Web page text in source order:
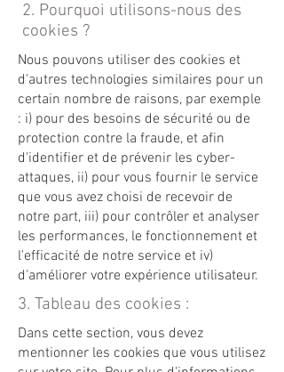
2. Pourquoi utilisons-nous des
cookies ?
Nous pouvons utiliser des cookies et
d'autres technologies similaires pour un
certain nombre de raisons, par exemple
: i) pour des besoins de sécurité ou de
protection contre la fraude, et afin
d'identifier et de prévenir les cyber-
attaques, ii) pour vous fournir le service
que vous avez choisi de recevoir de
notre part, iii) pour contrôler et analyser
les performances, le fonctionnement et
l'efficacité de notre service et iv)
d'améliorer votre expérience utilisateur.
3. Tableau des cookies :
Dans cette section, vous devez
mentionner les cookies que vous utilisez